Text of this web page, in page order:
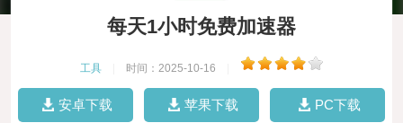
每天1小时免费加速器
工具 时间：2025-10-16
安卓下载 苹果下载 PC下载